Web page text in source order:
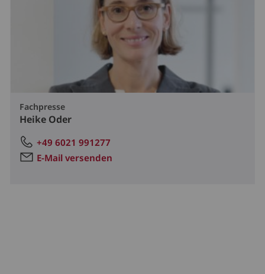
Fachpresse
Heike Oder
+49 6021 991277
E-Mail versenden